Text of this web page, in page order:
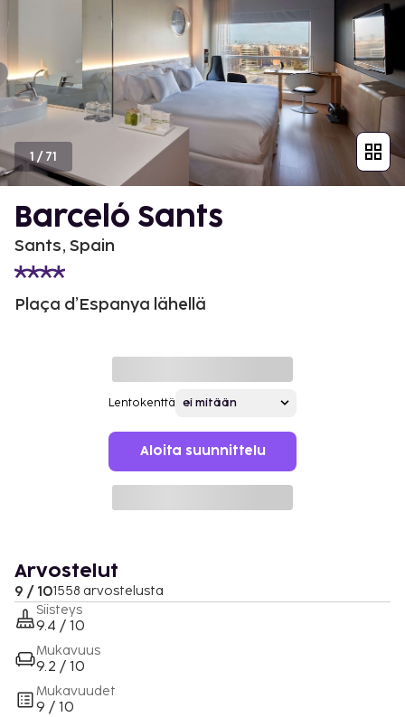
1 /71
Barceló Sants
Sants, Spain
Plaça d’Espanya lähellä
Lentokenttä
Aloita suunnittelu
Arvostelut
9 / 101558 arvostelusta
Siisteys
9.4 / 10
Mukavuus
9.2 / 10
Mukavuudet
9 / 10